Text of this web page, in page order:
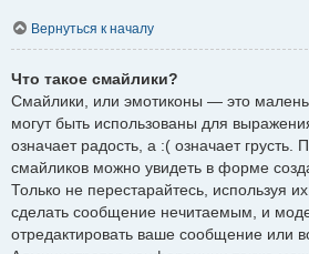
Вернуться к началу
Что такое смайлики?
Смайлики, или эмотиконы — это
могут быть использованы для
означает радость, а :( означает грусть.
смайликов можно увидеть в форме
Только не перестарайтесь, используя
сделать сообщение нечитаемым, и
отредактировать ваше сообщение или